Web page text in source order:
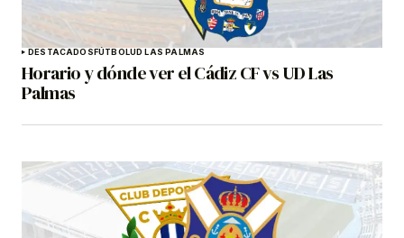
DESTACADOSFÚTBOLUD LAS PALMAS
Horario y dónde ver el Cádiz CF vs UD Las
Palmas